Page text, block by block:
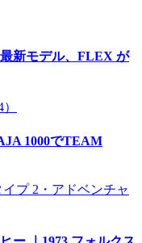
新モデル、FLEX が
1000でTEAM